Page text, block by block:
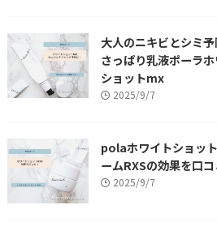
大人のニキビとシミ予
さっぱり乳液ポーラ
ショットmx
2025/9/7
polaホワイトショッ
ームRXSの効果を口コ
2025/9/7